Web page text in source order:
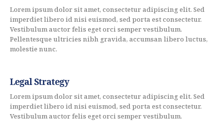
Lorem ipsum dolor sit amet, consectetur adipiscing elit. Sed
imperdiet libero id nisi euismod, sed porta est consectetur.
Vestibulum auctor felis eget orci semper vestibulum.
Pellentesque ultricies nibh gravida, accumsan libero luctus,
molestie nunc.
Legal Strategy
Lorem ipsum dolor sit amet, consectetur adipiscing elit. Sed
imperdiet libero id nisi euismod, sed porta est consectetur.
Vestibulum auctor felis eget orci semper vestibulum.